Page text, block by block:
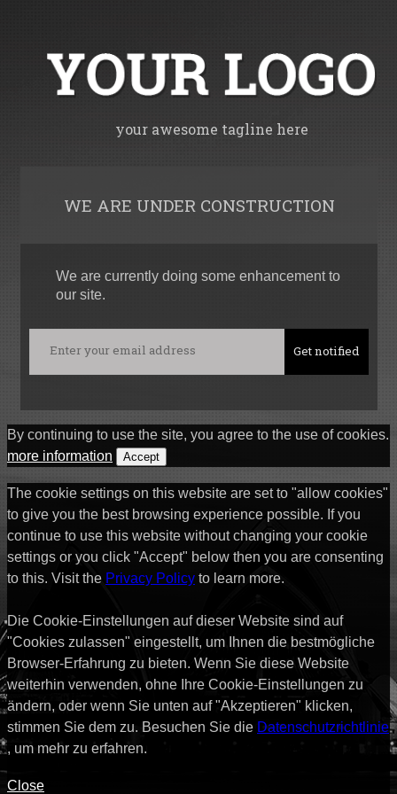
your awesome tagline here
WE ARE UNDER CONSTRUCTION
We are currently doing some enhancement to
our site.
By continuing to use the site, you agree to the use of cookies.
more information
Accept
The cookie settings on this website are set to "allow cookies"
to give you the best browsing experience possible. If you
continue to use this website without changing your cookie
settings or you click "Accept" below then you are consenting
to this. Visit the Privacy Policy to learn more.
Die Cookie-Einstellungen auf dieser Website sind auf
"Cookies zulassen" eingestellt, um Ihnen die bestmögliche
Browser-Erfahrung zu bieten. Wenn Sie diese Website
weiterhin verwenden, ohne Ihre Cookie-Einstellungen zu
ändern, oder wenn Sie unten auf "Akzeptieren" klicken,
stimmen Sie dem zu. Besuchen Sie die Datenschutzrichtlinie
, um mehr zu erfahren.
Close